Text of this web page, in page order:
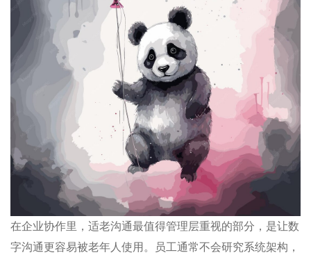
在企业协作里，适老沟通最值得管理层重视的部分，是让数
字沟通更容易被老年人使用。员工通常不会研究系统架构，